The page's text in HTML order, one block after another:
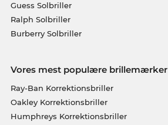
Guess Solbriller
Ralph Solbriller
Burberry Solbriller
Vores mest populære brillemærker
Ray-Ban Korrektionsbriller
Oakley Korrektionsbriller
Humphreys Korrektionsbriller